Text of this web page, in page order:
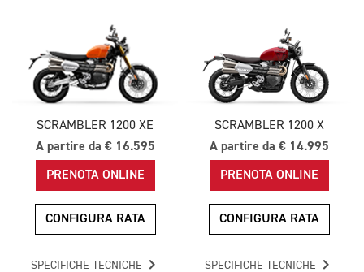
SCRAMBLER 1200 XE
A partire da € 16.595
PRENOTA ONLINE
CONFIGURA RATA
SPECIFICHE TECNICHE
SCRAMBLER 1200 X
A partire da € 14.995
PRENOTA ONLINE
CONFIGURA RATA
SPECIFICHE TECNICHE